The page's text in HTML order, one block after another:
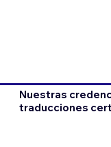
Nuestras
traducciones